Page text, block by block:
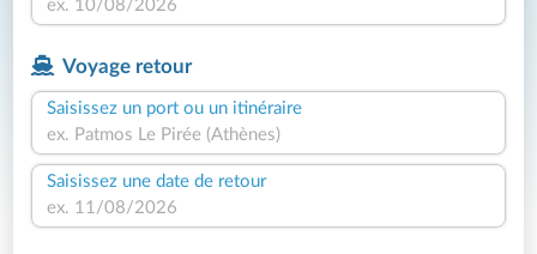
Voyage retour
Saisissez un port ou un itinéraire
Saisissez une date de retour